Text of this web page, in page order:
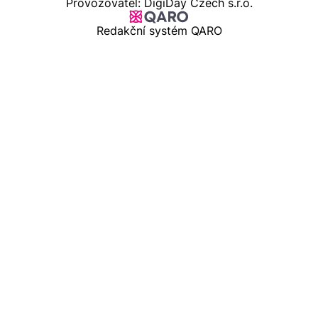
Provozovatel: DigiDay Czech s.r.o.
Redakční systém QARO